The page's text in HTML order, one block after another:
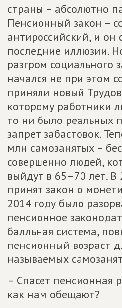
страны – абсолютно
Пенсионный закон –
антироссийский, и он
последние иллюзии.
разгром социального
начался не при этом
приняли новый
которому работники
то ни было реальных
запрет забастовок.
млн самозанятых –
совершенно людей,
выйдут в 65–70 лет. В
принят закон о
2014 году было
пенсионное
балльная система,
пенсионный возраст
называемых
– Спасет пенсионная
как нам обещают?